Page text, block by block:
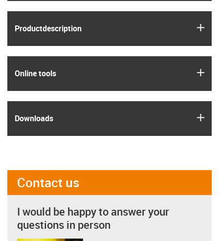
Product­description
Online tools
Downloads
Contact us
I would be happy to answer your
questions in person